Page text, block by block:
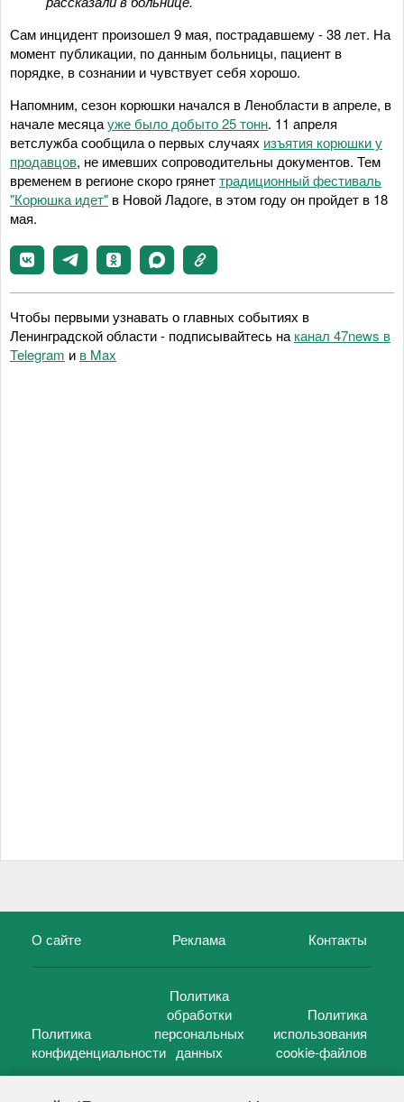
Сам инцидент произошел 9 мая, пострадавшему - 38 лет. На
момент публикации, по данным больницы, пациент в
порядке, в сознании и чувствует себя хорошо.
Напомним, сезон корюшки начался в Ленобласти в апреле, в
начале месяцауже было добыто 25 тонн. 11 апреля
ветслужба сообщила о первых случаях изъятия корюшки у
продавцов, не имевших сопроводительны документов. Тем
временем в регионе скоро грянеттрадиционный фестиваль
"Корюшка идет" в Новой Ладоге, в этом году он пройдет в 18
мая.
Чтобы первыми узнавать о главных событиях в
Ленинградской области - подписывайтесь на канал 47news в
Telegram и в Maх
О сайте Реклама Контакты
Политика
конфиденциальности
Политика
обработки
персональных
данных
Политика
использования
cookie-файлов